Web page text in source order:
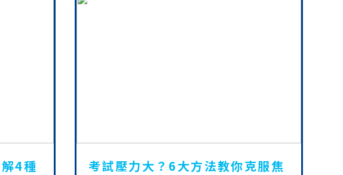
4種
考試壓力大？6大方法教你克服焦